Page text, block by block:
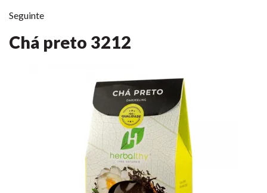
Seguinte
Chá preto 3212